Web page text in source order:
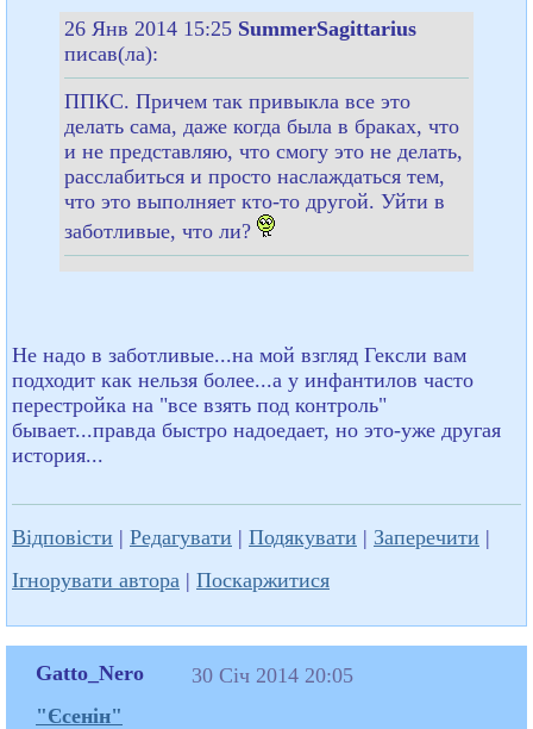
26 Янв 2014 15:25 SummerSagittarius
писав(ла):
ППКС. Причем так привыкла все это
делать сама, даже когда была в браках, что
и не представляю, что смогу это не делать,
расслабиться и просто наслаждаться тем,
что это выполняет кто-то другой. Уйти в
заботливые, что ли?
Не надо в заботливые...на мой взгляд Гексли вам
подходит как нельзя более...а у инфантилов часто
перестройка на "все взять под контроль"
бывает...правда быстро надоедает, но это-уже другая
история...
Відповісти | Редагувати | Подякувати | Заперечити |
Ігнорувати автора | Поскаржитися
Gatto_Nero
"Єсенін"
30 Січ 2014 20:05